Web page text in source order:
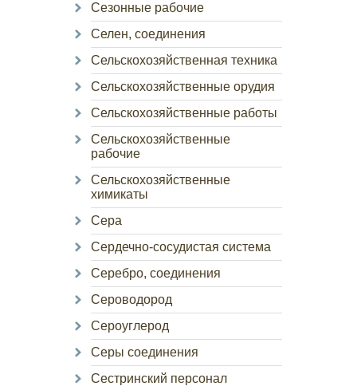
Сезонные рабочие
Селен, соединения
Сельскохозяйственная техника
Сельскохозяйственные орудия
Сельскохозяйственные работы
Сельскохозяйственные
рабочие
Сельскохозяйственные
химикаты
Сера
Сердечно-сосудистая система
Серебро, соединения
Сероводород
Сероуглерод
Серы соединения
Сестринский персонал